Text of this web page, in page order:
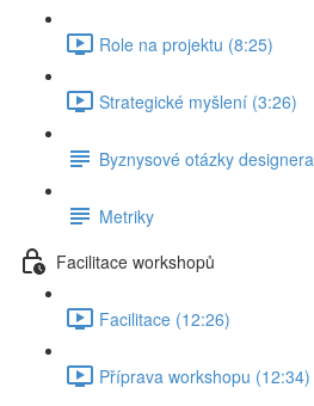
Role na projektu (8:25)
Strategické myšlení (3:26)
Byznysové otázky designera
Metriky
Facilitace workshopů
Facilitace (12:26)
Příprava workshopu (12:34)